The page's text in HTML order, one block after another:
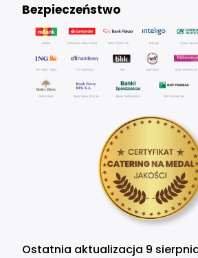
Bezpieczeństwo
Ostatnia aktualizacja 9